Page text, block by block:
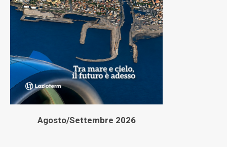
Agosto/Settembre 2026